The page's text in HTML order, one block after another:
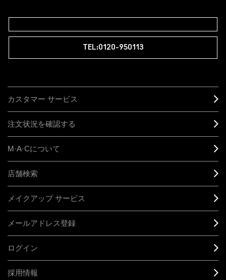
TEL:0120-950113
カスタマー サービス
注文状況を確認する
M·A·Cについて
店舗検索
メイクアップ サービス
メールアドレス登録
ログイン
採用情報